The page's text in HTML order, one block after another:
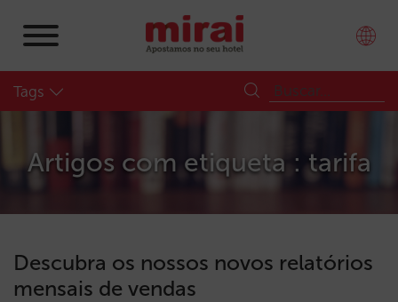
Tags
Artigos com etiqueta : tarifa
Descubra os nossos novos relatórios
mensais de vendas